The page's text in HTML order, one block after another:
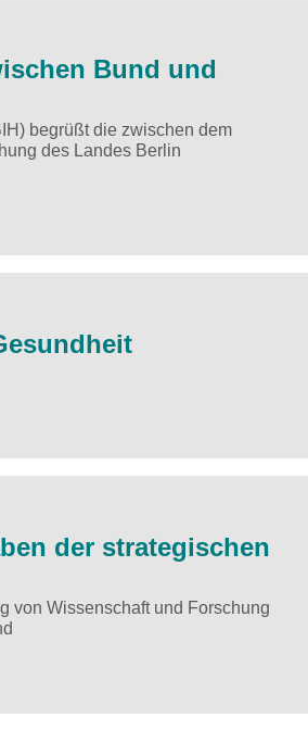
Bund und
begrüßt die zwischen dem
des Landes Berlin
der strategischen
von Wissenschaft und Forschung